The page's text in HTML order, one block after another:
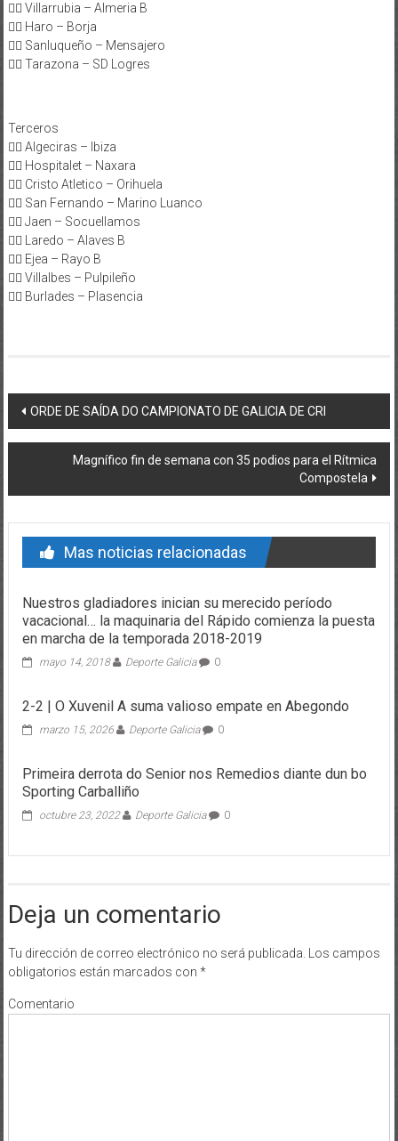
👉🏻 Villarrubia – Almeria B
👉🏻 Haro – Borja
👉🏻 Sanluqueño – Mensajero
👉🏻 Tarazona – SD Logres
Terceros
👉🏻 Algeciras – Ibiza
👉🏻 Hospitalet – Naxara
👉🏻 Cristo Atletico – Orihuela
👉🏻 San Fernando – Marino Luanco
👉🏻 Jaen – Socuellamos
👉🏻 Laredo – Alaves B
👉🏻 Ejea – Rayo B
👉🏻 Villalbes – Pulpileño
👉🏻 Burlades – Plasencia
Post navigation
ORDE DE SAÍDA DO CAMPIONATO DE GALICIA DE CRI
Magnífico fin de semana con 35 podios para el Rítmica
Compostela
Mas noticias relacionadas
Nuestros gladiadores inician su merecido período
vacacional… la maquinaria del Rápido comienza la puesta
en marcha de la temporada 2018-2019
mayo 14, 2018 Deporte Galicia 0
2-2 | O Xuvenil A suma valioso empate en Abegondo
marzo 15, 2026 Deporte Galicia 0
Primeira derrota do Senior nos Remedios diante dun bo
Sporting Carballiño
octubre 23, 2022 Deporte Galicia 0
Deja un comentario
Tu dirección de correo electrónico no será publicada. Los campos
obligatorios están marcados con *
Comentario